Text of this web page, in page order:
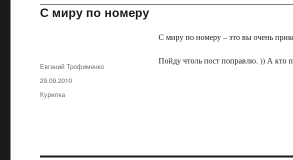
С миру по номеру
С миру по номеру – это вы очень
Пойду чтоль пост поправлю. )) А кто
Автор
Евгений Трофименко
Опубликовано
29.09.2010
Рубрики
Курилка